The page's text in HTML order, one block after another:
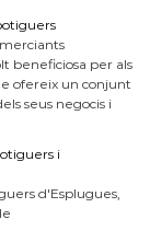
beneficiosa per als
ofereix un conjunt
seus negocis i
i
d'Esplugues,